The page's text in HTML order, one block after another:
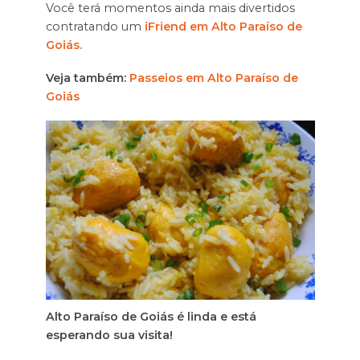
Você terá momentos ainda mais divertidos
contratando um iFriend em Alto Paraíso de
Goiás.
Veja também: Passeios em Alto Paraíso de
Goiás
Alto Paraíso de Goiás é linda e está
esperando sua visita!